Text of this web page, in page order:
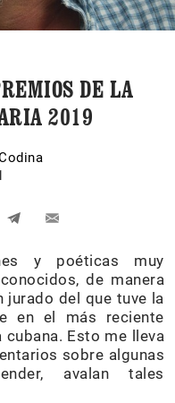
DE LA
2019
y poéticas muy
de manera
jurado del que tuve la
en el más reciente
Esto me lleva
sobre algunas
avalan tales